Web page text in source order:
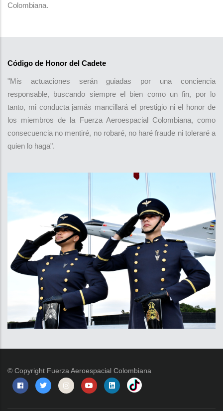
Colombiana.
Código de Honor del Cadete
"Mis actuaciones serán guiadas por una conciencia
responsable, buscando siempre el bien como un fin, por lo
tanto, mi conducta jamás mancillará el prestigio ni el honor de
los miembros de la Fuerza Aeroespacial Colombiana, como
consecuencia no mentiré, no robaré, no haré fraude ni toleraré a
quien lo haga".
© Copyright Fuerza Aeroespacial Colombiana